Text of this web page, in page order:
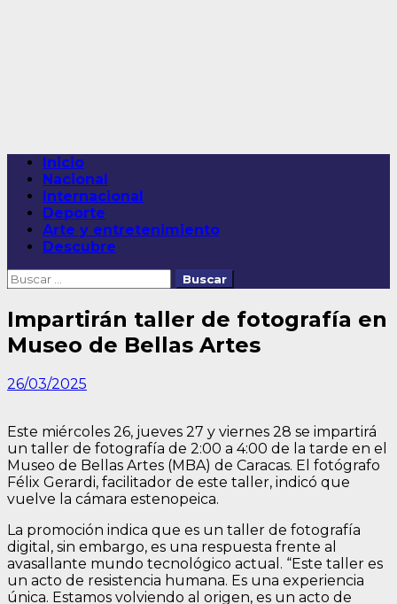
Menú
principal
Inicio
Nacional
Internacional
Deporte
Arte y entretenimiento
Descubre
Buscar:
Impartirán taller de fotografía en
Museo de Bellas Artes
26/03/2025
Este miércoles 26, jueves 27 y viernes 28 se impartirá
un taller de fotografía de 2:00 a 4:00 de la tarde en el
Museo de Bellas Artes (MBA) de Caracas. El fotógrafo
Félix Gerardi, facilitador de este taller, indicó que
vuelve la cámara estenopeica.
La promoción indica que es un taller de fotografía
digital, sin embargo, es una respuesta frente al
avasallante mundo tecnológico actual. “Este taller es
un acto de resistencia humana. Es una experiencia
única. Estamos volviendo al origen, es un acto de